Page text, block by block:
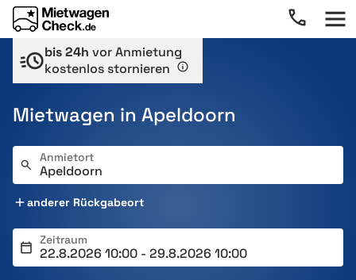
bis 24h vor Anmietung
kostenlos stornieren
Mietwagen in Apeldoorn
Anmietort
anderer Rückgabeort
Zeitraum